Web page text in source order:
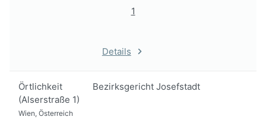
1
Details
Örtlichkeit
Bezirksgericht Josefstadt
(Alserstraße 1)
Wien, Österreich